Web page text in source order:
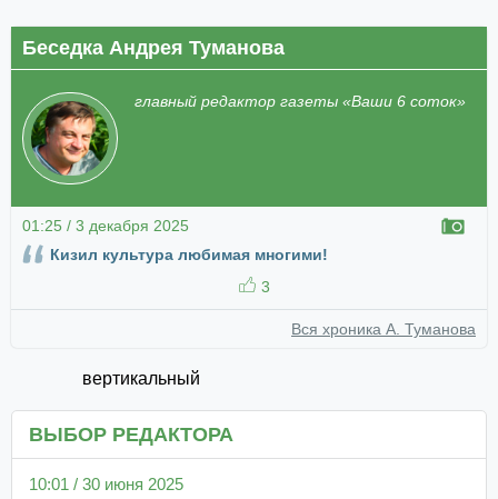
Беседка Андрея Туманова
главный редактор газеты «Ваши 6 соток»
01:25 / 3 декабря 2025
Кизил культура любимая многими!
3
Вся хроника А. Туманова
вертикальный
ВЫБОР РЕДАКТОРА
10:01 / 30 июня 2025